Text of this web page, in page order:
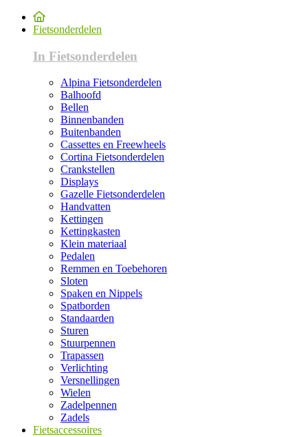
Fietsonderdelen
In Fietsonderdelen
Alpina Fietsonderdelen
Balhoofd
Bellen
Binnenbanden
Buitenbanden
Cassettes en Freewheels
Cortina Fietsonderdelen
Crankstellen
Displays
Gazelle Fietsonderdelen
Handvatten
Kettingen
Kettingkasten
Klein materiaal
Pedalen
Remmen en Toebehoren
Sloten
Spaken en Nippels
Spatborden
Standaarden
Sturen
Stuurpennen
Trapassen
Verlichting
Versnellingen
Wielen
Zadelpennen
Zadels
Fietsaccessoires